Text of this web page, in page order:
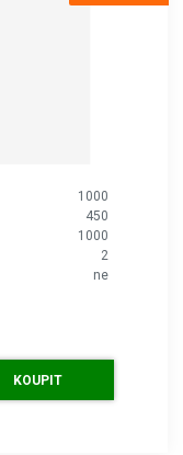
1000
450
1000
2
ne
KOUPIT